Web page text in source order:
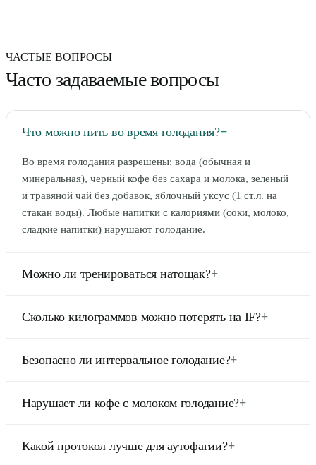
ЧАСТЫЕ ВОПРОСЫ
Часто задаваемые вопросы
Что можно пить во время голодания?−
Во время голодания разрешены: вода (обычная и
минеральная), черный кофе без сахара и молока, зеленый
и травяной чай без добавок, яблочный уксус (1 ст.л. на
стакан воды). Любые напитки с калориями (соки, молоко,
сладкие напитки) нарушают голодание.
Можно ли тренироваться натощак?+
интенсивности (ходьба, бег трусцой, йога) хорошо
Силовые тренировки лучше проводить ближе к окну
длительном голодании.
Сколько килограммов можно потерять на IF?+
сочетании с протоколом 16:8 реалистично терять 0.5-1 кг
воды. Устойчивый результат — 2-4 кг в месяц без потери
Безопасно ли интервальное голодание?+
множеством исследований. Однако он противопоказан
пищевого поведения (анорексия, булимия), диабете 1
Нарушает ли кофе с молоком голодание?+
содержит калории, которые запускают выработку
Какой протокол лучше для аутофагии?+